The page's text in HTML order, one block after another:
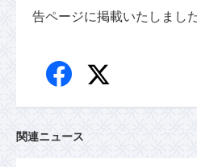
告ページに掲載いたしました
関連ニュース